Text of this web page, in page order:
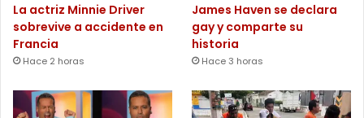
La actriz Minnie Driver
sobrevive a accidente en
Francia
Hace 2 horas
James Haven se declara
gay y comparte su
historia
Hace 3 horas